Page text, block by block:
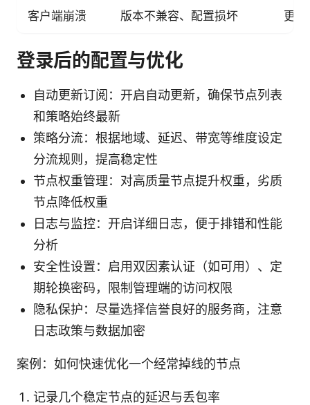
客户端崩溃 版本不兼容、配置损坏 更
登录后的配置与优化
自动更新订阅：开启自动更新，确保节点列表
和策略始终最新
策略分流：根据地域、延迟、带宽等维度设定
分流规则，提高稳定性
节点权重管理：对高质量节点提升权重，劣质
节点降低权重
日志与监控：开启详细日志，便于排错和性能
分析
安全性设置：启用双因素认证（如可用）、定
期轮换密码，限制管理端的访问权限
隐私保护：尽量选择信誉良好的服务商，注意
日志政策与数据加密
案例：如何快速优化一个经常掉线的节点
记录几个稳定节点的延迟与丢包率